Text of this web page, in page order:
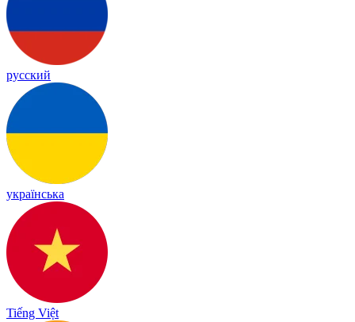
русский
українська
Tiếng Việt